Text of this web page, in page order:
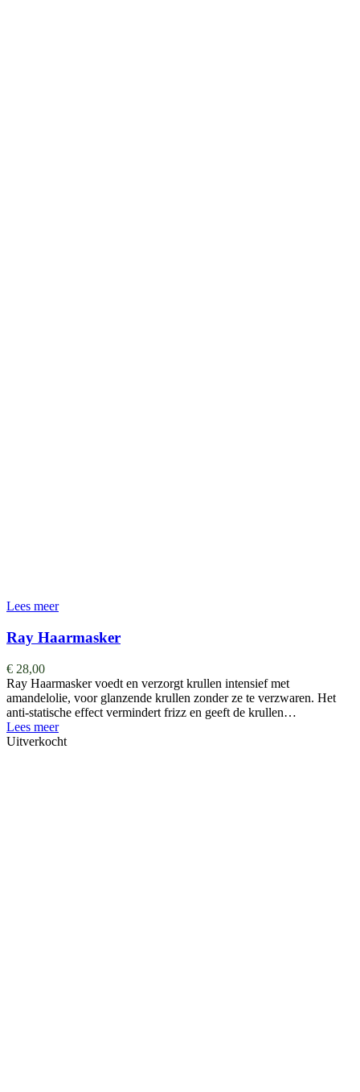
Lees meer
Ray Haarmasker
€ 28,00
Ray Haarmasker voedt en verzorgt krullen intensief met
amandelolie, voor glanzende krullen zonder ze te verzwaren. Het
anti-statische effect vermindert frizz en geeft de krullen…
Lees meer
Uitverkocht